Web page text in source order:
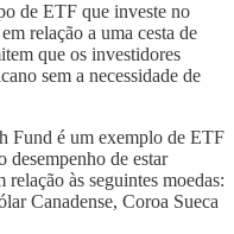
de ETF que investe no
relação a uma cesta de
que os investidores
sem a necessidade de
é um exemplo de ETF
de estar
às seguintes moedas:
Canadense, Coroa Sueca